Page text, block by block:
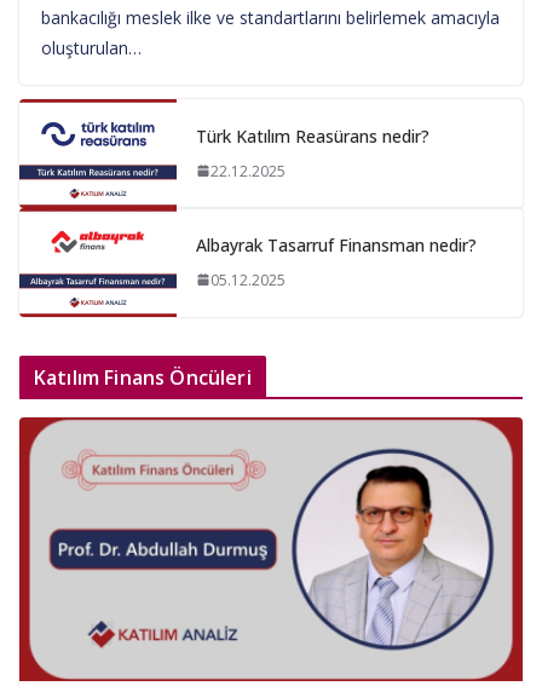
bankacılığı meslek ilke ve standartlarını belirlemek amacıyla
oluşturulan…
Türk Katılım Reasürans nedir?
22.12.2025
Albayrak Tasarruf Finansman nedir?
05.12.2025
Katılım Finans Öncüleri